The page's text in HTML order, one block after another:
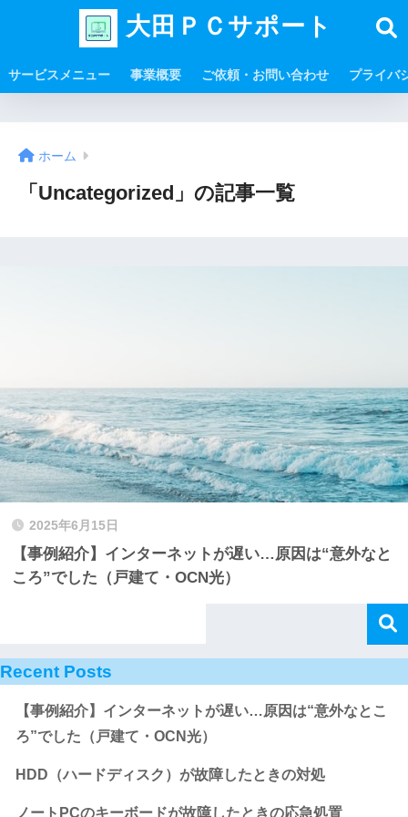
大田ＰＣサポート
サービスメニュー 事業概要 ご依頼・お問い合わせ プライバ
ホーム
「Uncategorized」の記事一覧
2025年6月15日
【事例紹介】インターネットが遅い…原因は“意外なと
ころ”でした（戸建て・OCN光）
Recent Posts
【事例紹介】インターネットが遅い…原因は“意外なとこ
ろ”でした（戸建て・OCN光）
HDD（ハードディスク）が故障したときの対処
ノートPCのキーボードが故障したときの応急処置